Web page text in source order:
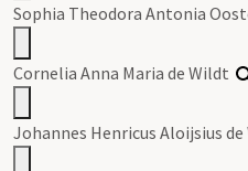
Sophia Theodora Antonia
Cornelia Anna Maria de Wildt
Johannes Henricus Aloijsius